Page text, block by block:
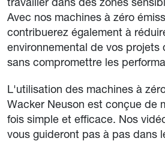
Avec nos machines à zéro
contribuerez également à
environnemental de vos projets
sans compromettre les
L'utilisation des machines à
Wacker Neuson est conçue de
fois simple et efficace. Nos
vous guideront pas à pas dans